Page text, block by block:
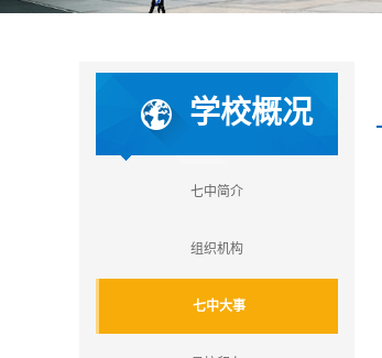
学校概况
七中简介
组织机构
七中大事